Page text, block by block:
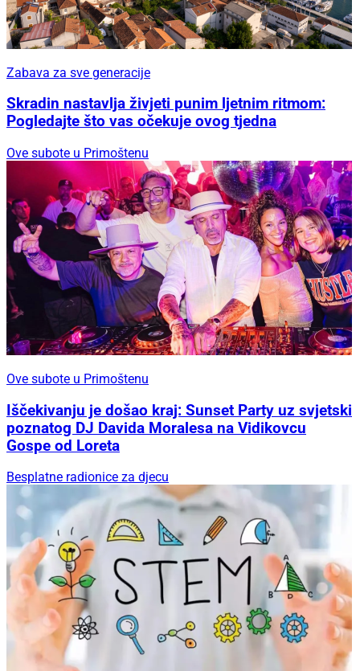
Zabava za sve generacije
Skradin nastavlja živjeti punim ljetnim ritmom:
Pogledajte što vas očekuje ovog tjedna
Ove subote u Primoštenu
Ove subote u Primoštenu
Iščekivanju je došao kraj: Sunset Party uz svjetski
poznatog DJ Davida Moralesa na Vidikovcu
Gospe od Loreta
Besplatne radionice za djecu